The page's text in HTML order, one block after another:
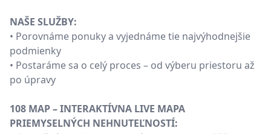
NAŠE SLUŽBY:
• Porovnáme ponuky a vyjednáme tie najvýhodnejšie
podmienky
• Postaráme sa o celý proces – od výberu priestoru až
po úpravy
108 MAP – INTERAKTÍVNA LIVE MAPA
PRIEMYSELNÝCH NEHNUTEĽNOSTÍ: